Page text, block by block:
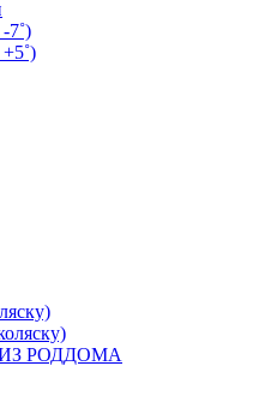
7˚)
РОДДОМА